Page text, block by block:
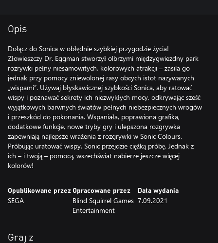
Opis
Dołącz do Sonica w obłędnie szybkiej przygodzie życia!
Złowieszczy Dr. Eggman stworzył olbrzymi międzygwiezdny park
rozrywki pełny niesamowitych, kolorowych atrakcji – zasila go
jednak przy pomocy zniewolonej rasy obcych istot nazywanych
„wispami”. Używaj błyskawicznej szybkości Sonica, aby ratować
wispy i poznawać sekrety ich niezwykłych mocy, odkrywając sześć
wyjątkowych barwnych światów pełnych niebezpiecznych wrogów
i przeszkód do pokonania. Wspaniała, poprawiona grafika,
dodatkowe funkcje, nowe tryby gry i ulepszona rozgrywka
zapewniają najlepsze wrażenia z rozgrywki w Sonic Colours.
Próbując uratować wispy, Sonic przejdzie ciężką próbę. Jednak z
ich – i twoją – pomocą, wszechświat nabierze jeszcze więcej
kolorów!
Opublikowane przez
SEGA
Opracowane przez
Blind Squirrel Games
Entertainment
Data wydania
7.09.2021
Graj z